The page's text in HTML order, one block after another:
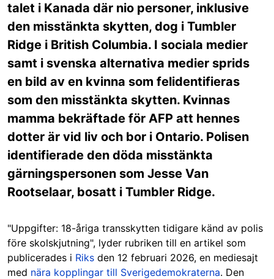
talet i Kanada där nio personer, inklusive
den misstänkta skytten, dog i Tumbler
Ridge i British Columbia. I sociala medier
samt i svenska alternativa medier sprids
en bild av en kvinna som felidentifieras
som den misstänkta skytten. Kvinnas
mamma bekräftade för AFP att hennes
dotter är vid liv och bor i Ontario. Polisen
identifierade den döda misstänkta
gärningspersonen som Jesse Van
Rootselaar, bosatt i Tumbler Ridge.
"Uppgifter: 18-åriga transskytten tidigare känd av polis
före skolskjutning", lyder rubriken till en artikel som
publicerades i Riks den 12 februari 2026, en mediesajt
med nära kopplingar till Sverigedemokraterna. Den